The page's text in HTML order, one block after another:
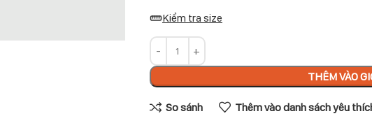
Kiểm tra size
THÊM VÀO
So sánh Thêm vào danh sách yêu